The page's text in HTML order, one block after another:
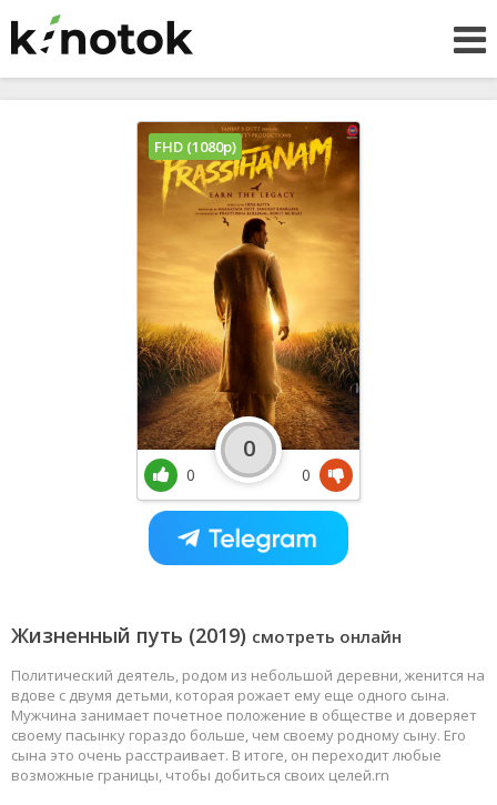
Жизненный путь (2019) смотреть онлайн
Политический деятель, родом из небольшой деревни, женится на
вдове с двумя детьми, которая рожает ему еще одного сына.
Мужчина занимает почетное положение в обществе и доверяет
своему пасынку гораздо больше, чем своему родному сыну. Его
сына это очень расстраивает. В итоге, он переходит любые
возможные границы, чтобы добиться своих целей.rn
FHD (1080p)
0
0
0